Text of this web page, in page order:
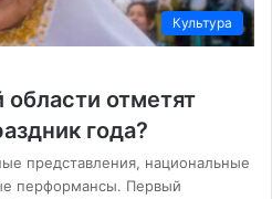
Культура
отметят
года?
представления, национальные
перформансы. Первый